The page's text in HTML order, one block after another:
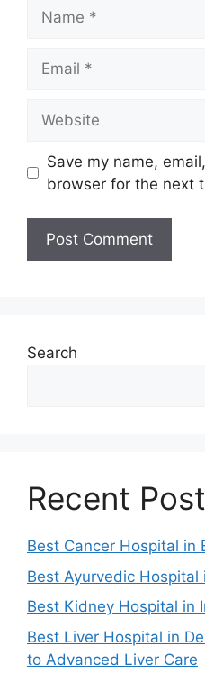
Save my name,
browser for the next
Search
Recent
Best Cancer Hospital in
Best Ayurvedic Hospital
Best Kidney Hospital in
Best Liver Hospital in
to Advanced Liver Care